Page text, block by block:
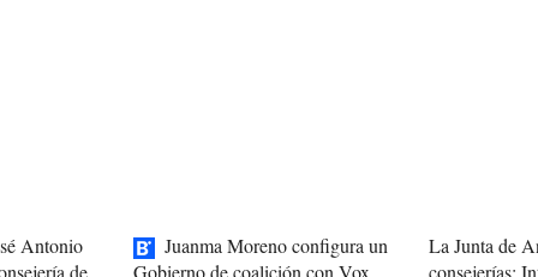
Antonio
de
Juanma Moreno configura un
Gobierno de coalición con Vox
La Junta de
consejerías: